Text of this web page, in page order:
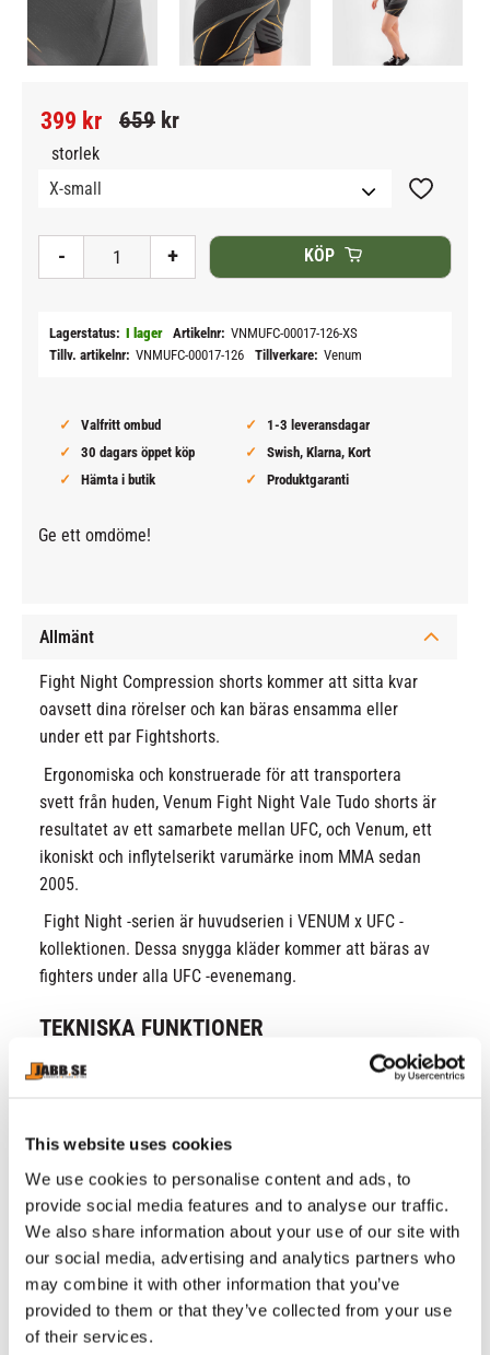
This website uses cookies
We use cookies to personalise content and ads, to
provide social media features and to analyse our traffic.
We also share information about your use of our site with
our social media, advertising and analytics partners who
may combine it with other information that you’ve
provided to them or that they’ve collected from your use
of their services.
Nedsatt pris:
399 kr Ordinarie pris:
659 kr
storlek
+
- KÖP
Lägg till
Lagerstatus I lager Artikelnr VNMUFC-00017-126-XS
Tillv. artikelnr VNMUFC-00017-126 Tillverkare Venum
Valfritt ombud
1-3 leveransdagar
30 dagars öppet köp
Swish, Klarna, Kort
Hämta i butik
Produktgaranti
Ge ett omdöme!
Allmänt
Fight Night Compression shorts kommer att sitta kvar
oavsett dina rörelser och kan bäras ensamma eller
under ett par Fightshorts.
Ergonomiska och konstruerade för att transportera
svett från huden, Venum Fight Night Vale Tudo shorts är
resultatet av ett samarbete mellan UFC, och Venum, ett
ikoniskt och inflytelserikt varumärke inom MMA sedan
2005.
Fight Night -serien är huvudserien i VENUM x UFC -
kollektionen. Dessa snygga kläder kommer att bäras av
fighters under alla UFC -evenemang.
TEKNISKA FUNKTIONER
78% polyester / 22% elastan
Etikett av äkthet
Stryk inte
Endast kalltvätt
Torktumla ej
Märke: UFC Venum
SKU: VNMUFC-00017-126